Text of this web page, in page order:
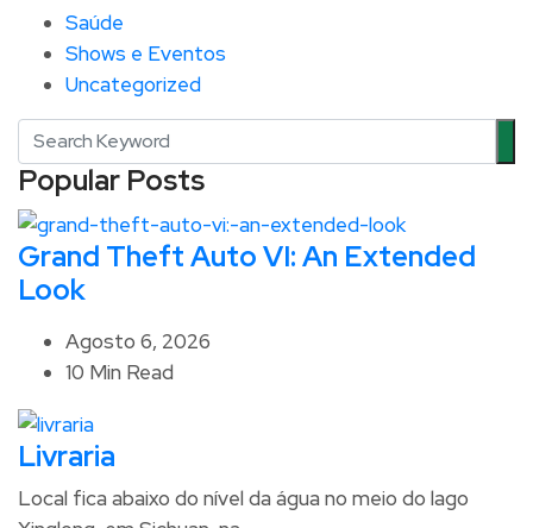
Saúde
Shows e Eventos
Uncategorized
Popular Posts
Grand Theft Auto VI: An Extended
Look
Agosto 6, 2026
10 Min Read
Livraria
Local fica abaixo do nível da água no meio do lago